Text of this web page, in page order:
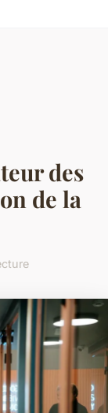
des
de la